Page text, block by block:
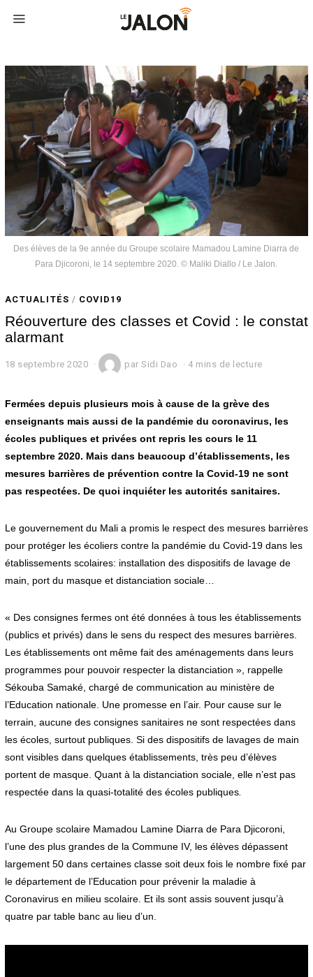
Des élèves de la 9e année du Groupe scolaire Mamadou Lamine Diarra de
Para Djicoroni, le 14 septembre 2020. © Maliki Diallo / Le Jalon.
ACTUALITÉS / COVID19
Réouverture des classes et Covid : le constat
alarmant
18 septembre 2020
e
t
e
m
r
e
2
parSidi Dao 4 mins de lecture
Fermées depuis plusieurs mois à cause de la grève des
enseignants mais aussi de la pandémie du coronavirus, les
écoles publiques et privées ont repris les cours le 11
septembre 2020. Mais dans beaucoup d’établissements, les
mesures barrières de prévention contre la Covid-19 ne sont
pas respectées. De quoi inquiéter les autorités sanitaires.
Le gouvernement du Mali a promis le respect des mesures barrières
pour protéger les écoliers contre la pandémie du Covid-19 dans les
établissements scolaires: installation des dispositifs de lavage de
main, port du masque et distanciation sociale…
« Des consignes fermes ont été données à tous les établissements
(publics et privés) dans le sens du respect des mesures barrières.
Les établissements ont même fait des aménagements dans leurs
programmes pour pouvoir respecter la distanciation », rappelle
Sékouba Samaké, chargé de communication au ministère de
l’Education nationale. Une promesse en l’air. Pour cause sur le
terrain, aucune des consignes sanitaires ne sont respectées dans
les écoles, surtout publiques. Si des dispositifs de lavages de main
sont visibles dans quelques établissements, très peu d’élèves
portent de masque. Quant à la distanciation sociale, elle n’est pas
respectée dans la quasi-totalité des écoles publiques.
Au Groupe scolaire Mamadou Lamine Diarra de Para Djicoroni,
l’une des plus grandes de la Commune IV, les élèves dépassent
largement 50 dans certaines classe soit deux fois le nombre fixé par
le département de l’Education pour prévenir la maladie à
Coronavirus en milieu scolaire. Et ils sont assis souvent jusqu’à
quatre par table banc au lieu d’un.